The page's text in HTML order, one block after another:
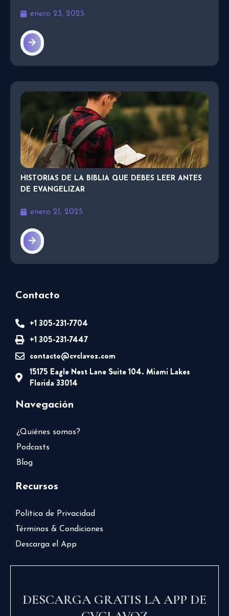
enero 23, 2025
HISTORIAS DE LA BIBLIA QUE DEBES LEER ANTES
DE EVANGELIZAR
enero 21, 2025
Contacto
+1 305-231-7704
+1 305-231-7447
contacto@cvclavoz.com
15175 Eagle Nest Lane Suite 104. Miami Lakes
Florida 33014
Navegación
¿Quiénes somos?
Podcasts
Blog
Recursos
Política de Privacidad
Términos & Condiciones
Descarga el App
DESCARGA GRATIS LA APP DE